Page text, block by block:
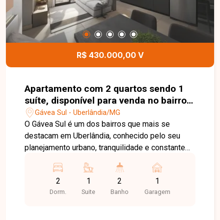
funcional, totalmente reformado e muito bem
localizado no bairro Osvaldo Rezende. Agende
uma visita e venha conhecer todos os detalhes
deste imóvel.
R$ 430.000,00 V
Apartamento com 2 quartos sendo 1
suíte, disponível para venda no bairro
Gávea Sul em Uberlândia-MG
Gávea Sul - Uberlândia/MG
O Gávea Sul é um dos bairros que mais se
destacam em Uberlândia, conhecido pelo seu
planejamento urbano, tranquilidade e constante
principais vias da cidade, além de contar com
uma ampla rede de comércios, supermercados,
escolas, academias e serviços, proporcionando
2
Dorm.
1
Suite
2
Banho
1
Garagem